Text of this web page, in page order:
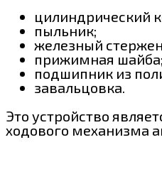
цилиндрический
пыльник;
железный
прижимная шайба;
подшипник из
завальцовка.
Это устройство
ходового механизма